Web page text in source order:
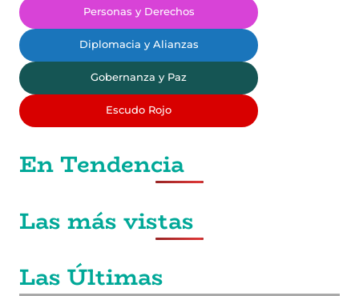
Personas y Derechos
Diplomacia y Alianzas
Gobernanza y Paz
Escudo Rojo
En Tendencia
Las más vistas
Las Últimas